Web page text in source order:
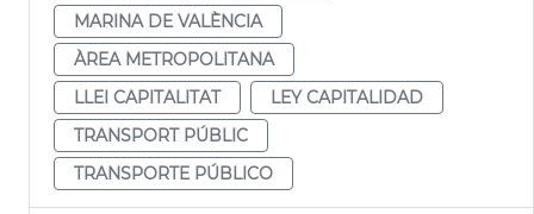
MARINA DE VALÈNCIA
ÀREA METROPOLITANA
LLEI CAPITALITAT
LEY CAPITALIDAD
TRANSPORT PÚBLIC
TRANSPORTE PÚBLICO